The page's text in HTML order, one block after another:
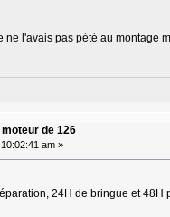
ne l'avais pas pété au montage
de 126
am »
24H de bringue et 48H